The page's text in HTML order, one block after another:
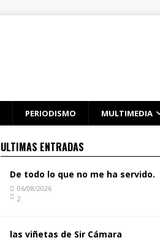
PERIODISMO MULTIMEDIA
ULTIMAS ENTRADAS
De todo lo que no me ha servido.
06/08/2026
2
las viñetas de Sir Cámara